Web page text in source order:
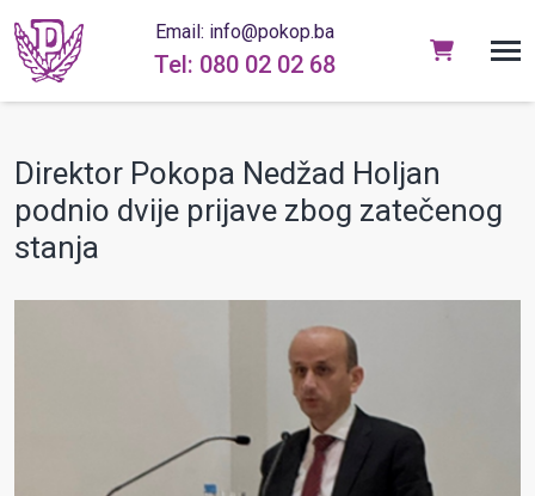
Email: info@pokop.ba
Tel: 080 02 02 68
Direktor Pokopa Nedžad Holjan
podnio dvije prijave zbog zatečenog
stanja